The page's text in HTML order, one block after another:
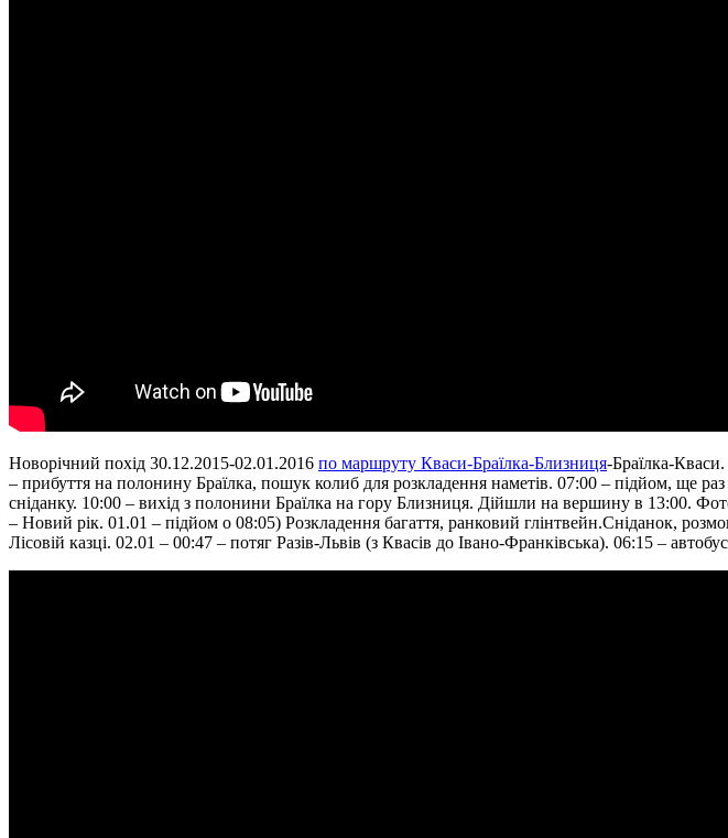
Новорічний похід 30.12.2015-02.01.2016 по маршруту Кваси-Браїлка-Близниця-Браїлка-
– прибуття на полонину Браїлка, пошук колиб для розкладення наметів. 07:00 – підйом, ще
сніданку. 10:00 – вихід з полонини Браїлка на гору Близниця. Дійшли на вершину в 13:00.
– Новий рік. 01.01 – підйом о 08:05) Розкладення багаття, ранковий глінтвейн.Сніданок,
Лісовій казці. 02.01 – 00:47 – потяг Разів-Львів (з Квасів до Івано-Франківська). 06:15 –